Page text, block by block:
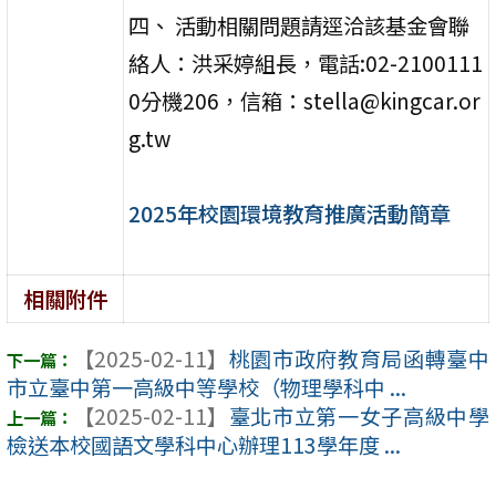
四、 活動相關問題請逕洽該基金會聯
絡人：洪采婷組長，電話:02-2100111
0分機206，信箱：stella@kingcar.or
g.tw
2025年校園環境教育推廣活動簡章
相關附件
【2025-02-11】 桃園市政府教育局函轉臺中
市立臺中第一高級中等學校（物理學科中 ...
【2025-02-11】 臺北市立第一女子高級中學
檢送本校國語文學科中心辦理113學年度 ...